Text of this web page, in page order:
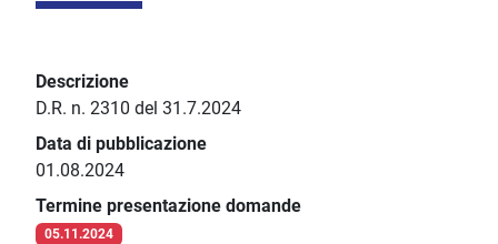
Descrizione
D.R. n. 2310 del 31.7.2024
Data di pubblicazione
01.08.2024
Termine presentazione domande
05.11.2024